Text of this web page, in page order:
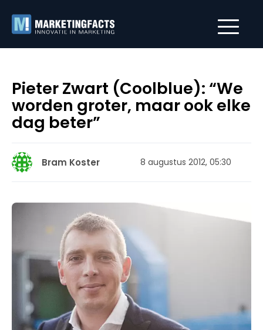
Pieter Zwart (Coolblue): “We
worden groter, maar ook elke
dag beter”
Bram Koster 8 augustus 2012, 05:30